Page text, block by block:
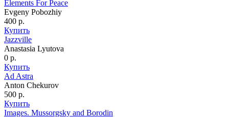
Elements For Peace
Evgeny Pobozhiy
400 р.
Купить
Jazzville
Anastasia Lyutova
0 р.
Купить
Ad Astra
Anton Chekurov
500 р.
Купить
Images. Mussorgsky and Borodin